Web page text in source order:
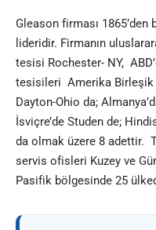
Gleason firması
lideridir. Firmanın
tesisi Rochester- NY,
tesisileri Amerika Birleşik
Dayton-Ohio da;
İsviçre’de Studen de;
da olmak üzere 8 adettir.
servis ofisleri Kuzey ve
Pasifik bölgesinde 25